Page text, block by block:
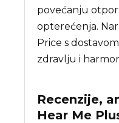
povećanju
opterećenja.
Price s
zdravlju i
Recenzije,
Hear Me